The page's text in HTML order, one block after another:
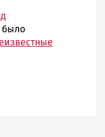
было